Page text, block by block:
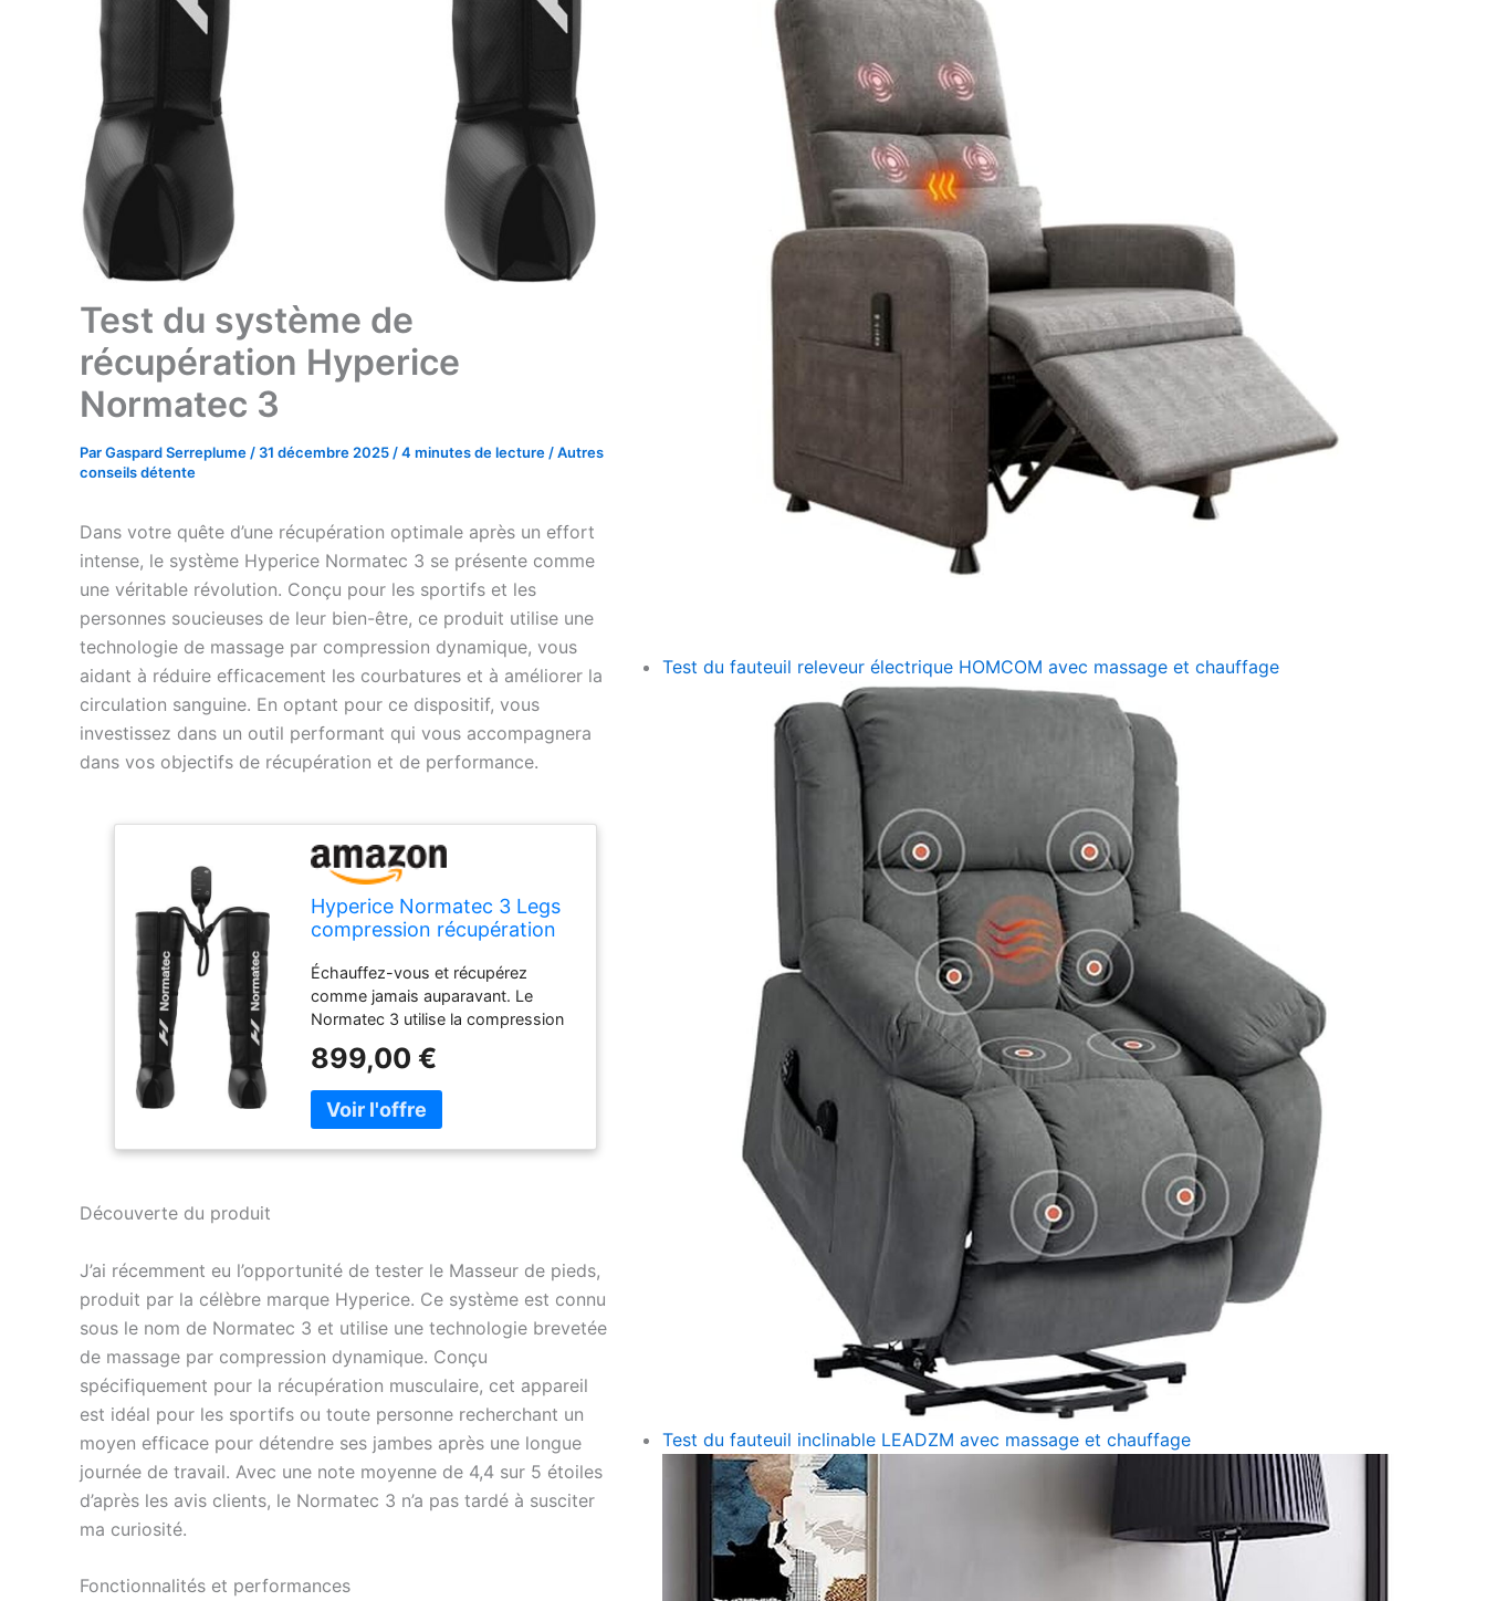
Test du système de
récupération Hyperice
Normatec 3
ParGaspard Serreplume / 31 décembre 2025 /4 minutes de lecture /Autres
conseils détente
Dans votre quête d’une récupération optimale après un effort
intense, le système Hyperice Normatec 3 se présente comme
une véritable révolution. Conçu pour les sportifs et les
personnes soucieuses de leur bien-être, ce produit utilise une
technologie de massage par compression dynamique, vous
aidant à réduire efficacement les courbatures et à améliorer la
circulation sanguine. En optant pour ce dispositif, vous
investissez dans un outil performant qui vous accompagnera
dans vos objectifs de récupération et de performance.
Hyperice Normatec 3 Legs
compression récupération
Échauffez-vous et récupérez
comme jamais auparavant. Le
Normatec 3 utilise la compression
massage réparateur qui vous aide à
vous sentir rafraîchi plus
rapidement. Les jambes Normatec
sont disponibles uniquement en
standard sur Amazon. Taille
et notre technologie brevetée Pulse
offrent un traitement précis sur 5
zones qui se chevauchent avec
biomimétisme pour reproduire les
pompes musculaires naturelles et
les valves unidirectionnelles des
jambes. Faites-nous confiance, vos
jambes vous remercieront. La
conception actualisée du système
Normatec 3 comprend une
899,00 €
Découverte du produit
J’ai récemment eu l’opportunité de tester le Masseur de pieds,
produit par la célèbre marque Hyperice. Ce système est connu
sous le nom de Normatec 3 et utilise une technologie brevetée
de massage par compression dynamique. Conçu
spécifiquement pour la récupération musculaire, cet appareil
est idéal pour les sportifs ou toute personne recherchant un
moyen efficace pour détendre ses jambes après une longue
journée de travail. Avec une note moyenne de 4,4 sur 5 étoiles
d’après les avis clients, le Normatec 3 n’a pas tardé à susciter
ma curiosité.
Fonctionnalités et performances
Test du fauteuil releveur électrique HOMCOM avec massage et chauffage
Test du fauteuil inclinable LEADZM avec massage et chauffage